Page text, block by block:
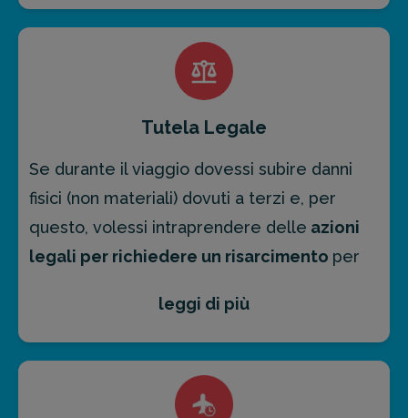
un arto), è possibile richiedere ed ottenere
indennizzo
€ 25.000 .
In caso di decesso, invece (verificatosi
nel contratto di stipula dell’assicurazione) ai
parenti più prossimi è riconosciuta la
possibilità di richiedere il risarcimento.
Tutela Legale
Se durante il viaggio dovessi subire danni
fisici (non materiali) dovuti a terzi e, per
questo, volessi intraprendere delle azioni
legali per richiedere un risarcimento per
infortunio, le nostre polizze ti offrono una
coperturafino a € 10.000per procedere
leggi di più